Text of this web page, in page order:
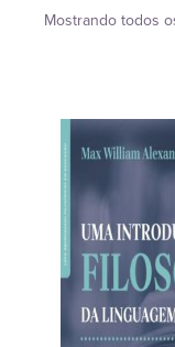
Mostrando todos